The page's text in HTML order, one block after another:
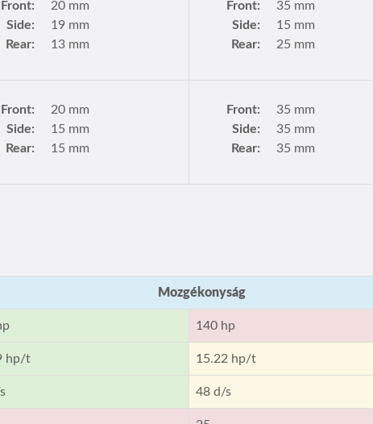
Front:
20 mm
Side:
19 mm
Rear:
13 mm
Front:
35 mm
Side:
15 mm
Rear:
25 mm
Front:
20 mm
Side:
15 mm
Rear:
15 mm
Front:
35 mm
Side:
35 mm
Rear:
35 mm
Mozgékonyság
140 hp
hp/t 15.22 hp/t
48 d/s